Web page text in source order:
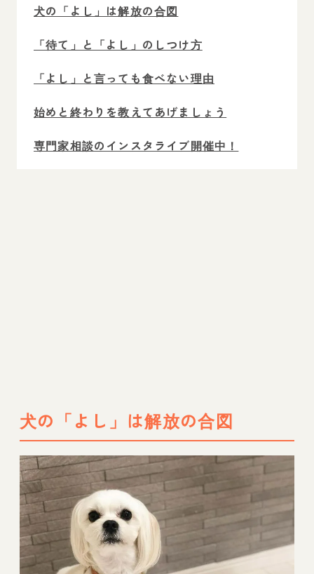
犬の「よし」は解放の合図
「待て」と「よし」のしつけ方
「よし」と言っても食べない理由
始めと終わりを教えてあげましょう
専門家相談のインスタライブ開催中！
犬の「よし」は解放の合図